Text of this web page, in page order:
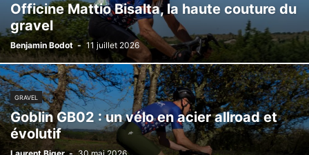
Officine Mattio Bisalta, la haute couture du
gravel
Benjamin Bodot - 11 juillet 2026
GRAVEL
Goblin GB02 : un vélo en acier allroad et
évolutif